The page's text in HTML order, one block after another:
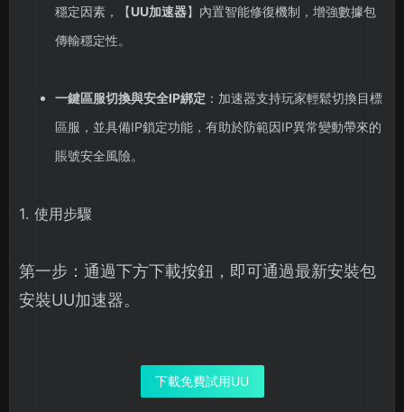
穩定因素，【UU加速器】內置智能修復機制，增強數據包
傳輸穩定性。
一鍵區服切換與安全IP綁定 ：加速器支持玩家輕鬆切換目標
區服，並具備IP鎖定功能，有助於防範因IP異常變動帶來的
賬號安全風險。
1. 使用步驟
第一步：通過下方下載按鈕，即可通過最新安裝包
安裝UU加速器。
下載免費試用UU